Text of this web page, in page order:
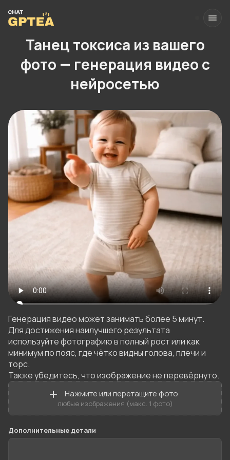
Танец токсиса из вашего
фото — генерация видео с
нейросетью
Нажмите или перетащите фото
любые изображения (макс. 1 фото)
Дополнительные детали
Генерация видео может занимать более 5 минут.
Для достижения наилучшего результата
используйте фотографию в полный рост или как
минимум по пояс, где чётко видны голова, плечи и
торс.
Также убедитесь, что изображение не перевёрнуто.